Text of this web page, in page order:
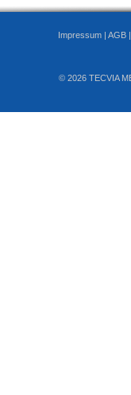
Impressum | AGB
© 2026 TECVIA